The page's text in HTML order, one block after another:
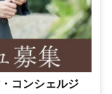
コンシェルジ